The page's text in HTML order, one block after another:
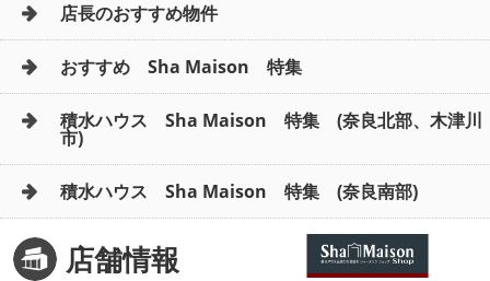
店長のおすすめ物件
おすすめ Sha Maison 特集
積水ハウス Sha Maison 特集 (奈良北部、木津川
市)
積水ハウス Sha Maison 特集 (奈良南部)
店舗情報